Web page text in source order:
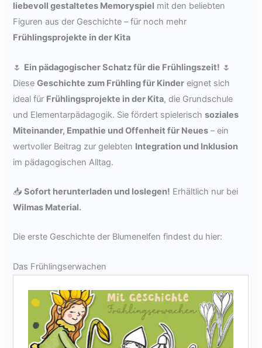
liebevoll gestaltetes Memoryspiel mit den beliebten
Figuren aus der Geschichte – für noch mehr
Frühlingsprojekte in der Kita
🌷 Ein pädagogischer Schatz für die Frühlingszeit! 🌷
DieseGeschichte zum Frühling für Kinder eignet sich
ideal für Frühlingsprojekte in der Kita, die Grundschule
und Elementarpädagogik. Sie fördert spielerischsoziales
Miteinander, Empathie und Offenheit für Neues – ein
wertvoller Beitrag zur gelebten Integration und Inklusion
im pädagogischen Alltag.
📥Sofort herunterladen und loslegen! Erhältlich nur bei
Wilmas Material.
Die erste Geschichte der Blumenelfen findest du hier:
Das Frühlingserwachen